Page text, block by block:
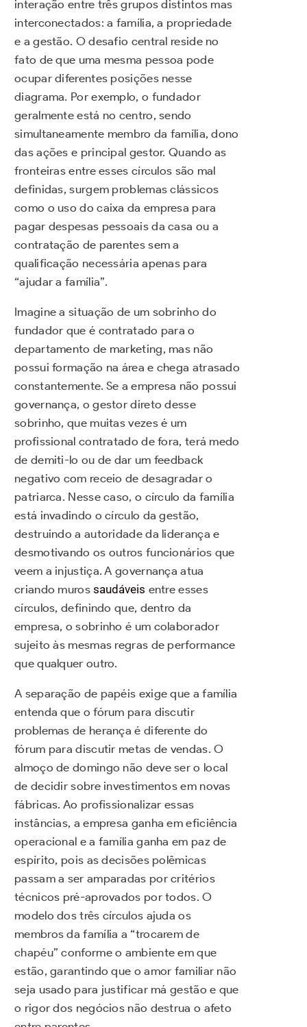
interação entre três grupos distintos mas
interconectados: a família, a propriedade
e a gestão. O desafio central reside no
fato de que uma mesma pessoa pode
ocupar diferentes posições nesse
diagrama. Por exemplo, o fundador
geralmente está no centro, sendo
simultaneamente membro da família, dono
das ações e principal gestor. Quando as
fronteiras entre esses círculos são mal
definidas, surgem problemas clássicos
como o uso do caixa da empresa para
pagar despesas pessoais da casa ou a
contratação de parentes sem a
qualificação necessária apenas para
“ajudar a família”.
Imagine a situação de um sobrinho do
fundador que é contratado para o
departamento de marketing, mas não
possui formação na área e chega atrasado
constantemente. Se a empresa não possui
governança, o gestor direto desse
sobrinho, que muitas vezes é um
profissional contratado de fora, terá medo
de demiti-lo ou de dar um feedback
negativo com receio de desagradar o
patriarca. Nesse caso, o círculo da família
está invadindo o círculo da gestão,
destruindo a autoridade da liderança e
desmotivando os outros funcionários que
veem a injustiça. A governança atua
criando murossaudáveis entre esses
círculos, definindo que, dentro da
empresa, o sobrinho é um colaborador
sujeito às mesmas regras de performance
que qualquer outro.
A separação de papéis exige que a família
entenda que o fórum para discutir
problemas de herança é diferente do
fórum para discutir metas de vendas. O
almoço de domingo não deve ser o local
de decidir sobre investimentos em novas
fábricas. Ao profissionalizar essas
instâncias, a empresa ganha em eficiência
operacional e a família ganha em paz de
espírito, pois as decisões polêmicas
passam a ser amparadas por critérios
técnicos pré-aprovados por todos. O
modelo dos três círculos ajuda os
membros da família a “trocarem de
chapéu” conforme o ambiente em que
estão, garantindo que o amor familiar não
seja usado para justificar má gestão e que
o rigor dos negócios não destrua o afeto